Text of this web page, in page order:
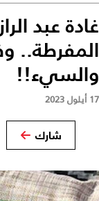
غادة عبد
المفرطة..
والسيء!!
17 أيلول 2023
شارك